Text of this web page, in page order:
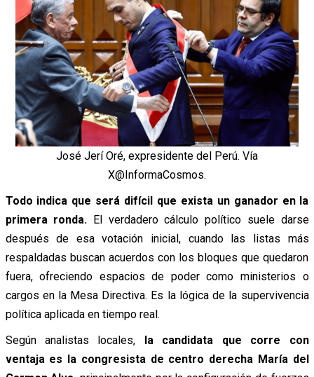
José Jerí Oré, expresidente del Perú. Vía
X@InformaCosmos.
Todo indica que será difícil que exista un ganador en la
primera ronda. El verdadero cálculo político suele darse
después de esa votación inicial, cuando las listas más
respaldadas buscan acuerdos con los bloques que quedaron
fuera, ofreciendo espacios de poder como ministerios o
cargos en la Mesa Directiva. Es la lógica de la supervivencia
política aplicada en tiempo real.
Según analistas locales,
la candidata que corre con
ventaja es la congresista de centro derecha María del